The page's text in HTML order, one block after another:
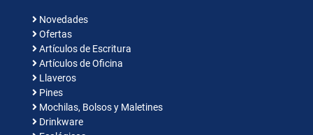
Novedades
Ofertas
Artículos de Escritura
Artículos de Oficina
Llaveros
Pines
Mochilas, Bolsos y Maletines
Drinkware